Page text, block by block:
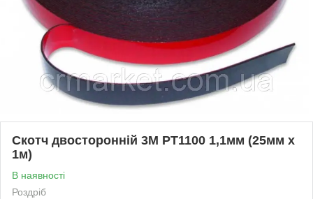
Скотч двосторонній 3М PT1100 1,1мм (25мм х
1м)
В наявності
Роздріб